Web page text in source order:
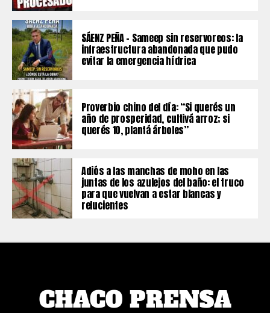
SÁENZ PEÑA – Sameep sin reservoreos: la
infraestructura abandonada que pudo
evitar la emergencia hídrica
Proverbio chino del día: “Si querés un
año de prosperidad, cultivá arroz; si
querés 10, plantá árboles”
Adiós a las manchas de moho en las
juntas de los azulejos del baño: el truco
para que vuelvan a estar blancas y
relucientes